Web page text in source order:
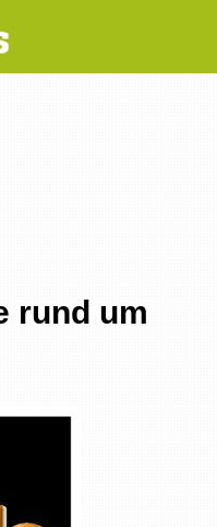
rund um